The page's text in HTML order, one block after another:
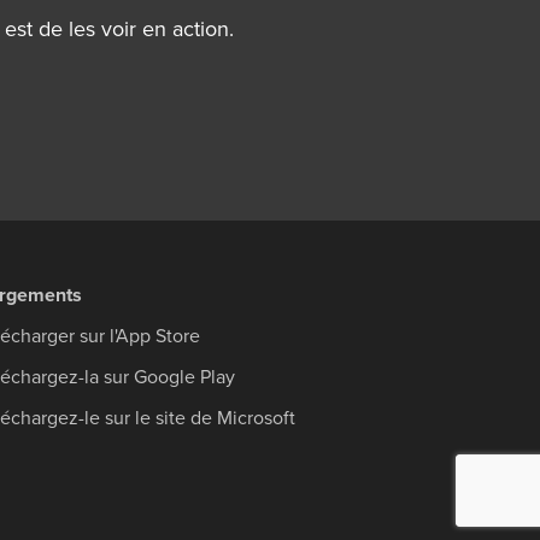
de les voir en action.
sur l'App Store
la sur Google Play
le sur le site de Microsoft